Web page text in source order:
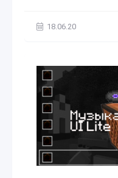
18.06.20